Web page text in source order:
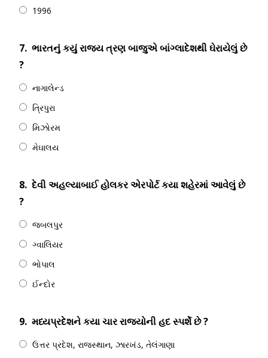
1996
7. ભારતનું કયું રાજ્ય ત્રણ બાજુએ બાંગ્લાદેશથી ઘેરાયેલું છે
?
નાગાલેન્ડ
ત્રિપુરા
મિઝોરમ
મેઘાલય
8. દેવી અહલ્યાબાઈ હોલકર એરપોર્ટ કયા શહેરમાં આવેલું છે
?
જબલપુર
ગ્વાલિયર
ભોપાલ
ઈન્દોર
9. મધ્યપ્રદેશને કયા ચાર રાજ્યોની હદ સ્પર્શે છે ?
ઉત્તર પ્રદેશ, રાજસ્થાન, ઝારખંડ, તેલંગાણા